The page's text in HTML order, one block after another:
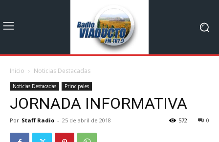
Inicio Noticias Destacadas
Noticias Destacadas Principales
JORNADA INFORMATIVA
Por Staff Radio - 25 de abril de 2018 0
572